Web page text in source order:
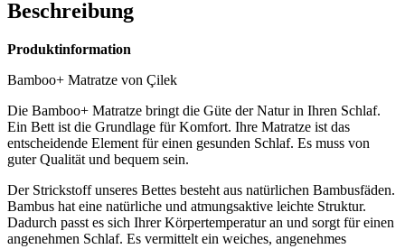
Beschreibung
Produktinformation
Bamboo+ Matratze von Çilek
Die Bamboo+ Matratze bringt die Güte der Natur in Ihren Schlaf.
Ein Bett ist die Grundlage für Komfort. Ihre Matratze ist das
entscheidende Element für einen gesunden Schlaf. Es muss von
guter Qualität und bequem sein.
Der Strickstoff unseres Bettes besteht aus natürlichen Bambusfäden.
Bambus hat eine natürliche und atmungsaktive leichte Struktur.
Dadurch passt es sich Ihrer Körpertemperatur an und sorgt für einen
angenehmen Schlaf. Es vermittelt ein weiches, angenehmes